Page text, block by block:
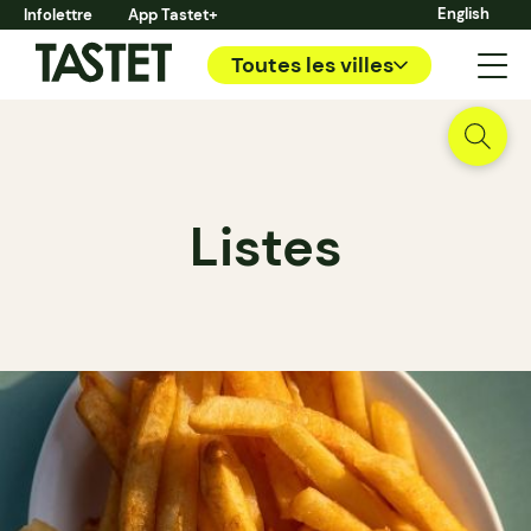
Infolettre App Tastet+ English
Toutes les villes
Listes